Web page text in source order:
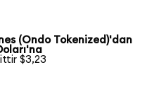
(Ondo Tokenized)'dan
$3,23